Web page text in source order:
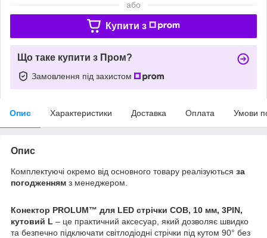
або
Купити з
Що таке купити з Пром?
Замовлення під захистом
Опис Характеристики Доставка Оплата Умови
Опис
Комплектуючі окремо від основного товару реалізуються за
погодженням з менеджером.
Конектор PROLUM™ для LED стрічки COB, 10 мм, 3PIN,
кутовий L – це практичний аксесуар, який дозволяє швидко
та безпечно підключати світлодіодні стрічки під кутом 90° без